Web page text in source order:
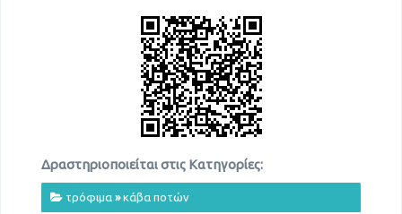
Δραστηριοποιείται στις Κατηγορίες:
τρόφιμα »κάβα ποτών